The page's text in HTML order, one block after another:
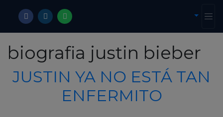
biografia justin bieber
JUSTIN YA NO ESTÁ TAN
ENFERMITO